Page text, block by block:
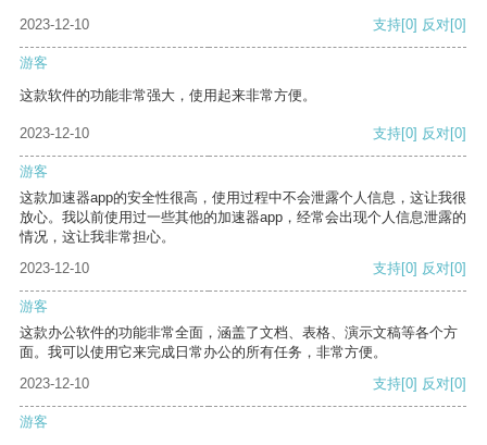
2023-12-10 支持[0] 反对[0]
游客
这款软件的功能非常强大，使用起来非常方便。
2023-12-10 支持[0] 反对[0]
游客
这款加速器app的安全性很高，使用过程中不会泄露个人信息，这让我很
放心。我以前使用过一些其他的加速器app，经常会出现个人信息泄露的
情况，这让我非常担心。
2023-12-10
支持[0] 反对[0]
游客
这款办公软件的功能非常全面，涵盖了文档、表格、演示文稿等各个方
面。我可以使用它来完成日常办公的所有任务，非常方便。
2023-12-10
支持[0] 反对[0]
游客